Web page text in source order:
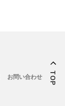
お問い合わせ TOP